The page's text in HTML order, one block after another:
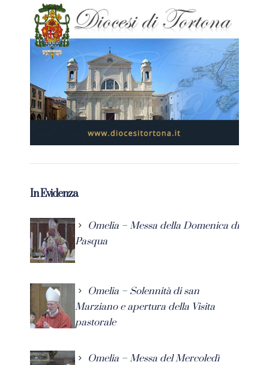
In Evidenza
Omelia – Messa della Domenica di
Pasqua
Omelia – Solennità di san
Marziano e apertura della Visita
pastorale
Omelia – Messa del Mercoledì